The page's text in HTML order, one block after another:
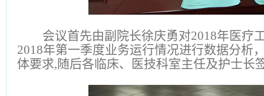
会议首先由副院长徐庆勇对2018年医疗
2018年第一季度业务运行情况进行数据分析
体要求,随后各临床、医技科室主任及护士长